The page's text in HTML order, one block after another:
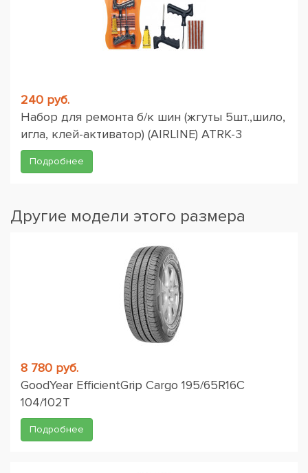
240 руб.
Набор для ремонта б/к шин (жгуты 5шт.,шило,
игла, клей-активатор) (AIRLINE) ATRK-3
Подробнее
Другие модели этого размера
8 780 руб.
GoodYear EfficientGrip Cargo 195/65R16C
104/102T
Подробнее